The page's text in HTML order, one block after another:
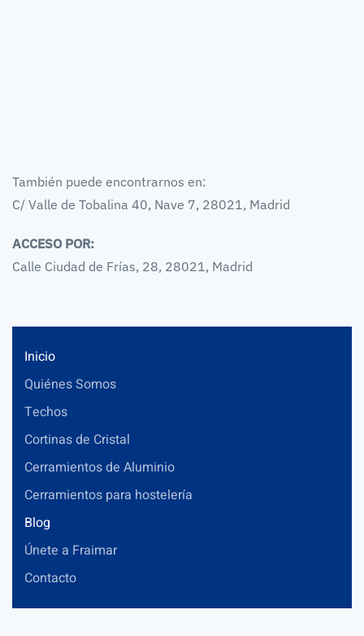
También puede encontrarnos en:
C/ Valle de Tobalina 40, Nave 7, 28021, Madrid
ACCESO POR:
Calle Ciudad de Frías, 28, 28021, Madrid
Inicio
Quiénes Somos
Techos
Cortinas de Cristal
Cerramientos de Aluminio
Cerramientos para hostelería
Blog
Únete a Fraimar
Contacto